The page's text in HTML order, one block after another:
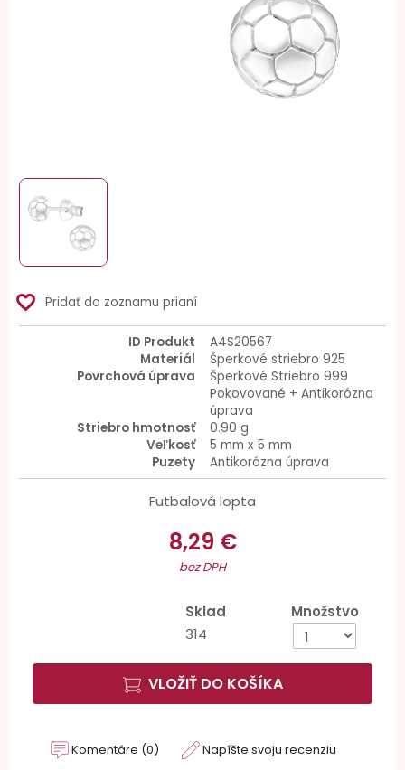
favorite_border Pridať do zoznamu prianí
ID Produkt
A4S20567
Materiál
Šperkové striebro 925
Povrchová úprava
Šperkové Striebro 999
Pokovované + Antikorózna
úprava
Striebro hmotnosť
0.90 g
Veľkosť
5 mm x 5 mm
Puzety
Antikorózna úprava
Futbalová lopta
8,29 €
bez DPH
Sklad
314
Množstvo
VLOŽIŤ DO KOŠÍKA
Komentáre (0) Napíšte svoju recenziu